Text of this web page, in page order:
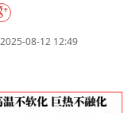
08-12 12:49